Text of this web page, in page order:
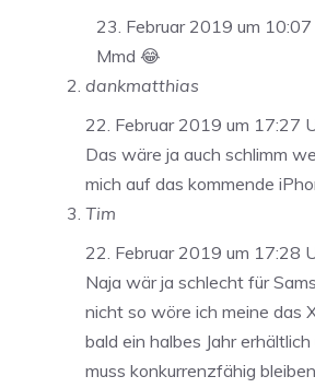
23. Februar 2019 um
Mmd 😂
dankmatthias
22. Februar 2019 um 17:27
Das wäre ja auch schlimm
mich auf das kommende
Tim
22. Februar 2019 um 17:28
Naja wär ja schlecht für
nicht so wöre ich meine das
bald ein halbes Jahr
muss konkurrenzfähig